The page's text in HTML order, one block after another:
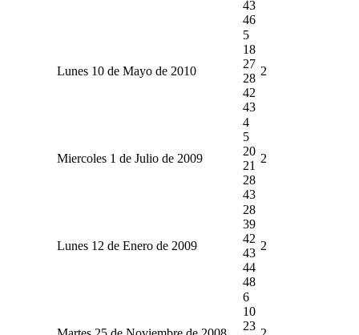
43
46
Lunes 10 de Mayo de 2010
5
18
27
28
42
43
2
Miercoles 1 de Julio de 2009
4
5
20
21
28
43
2
Lunes 12 de Enero de 2009
28
39
42
43
44
48
2
6
10
23